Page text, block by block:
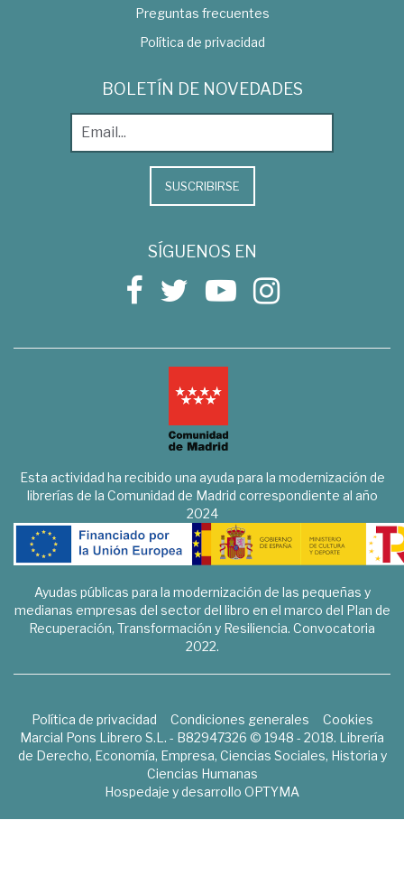
Preguntas frecuentes
Política de privacidad
BOLETÍN DE NOVEDADES
SUSCRIBIRSE
SÍGUENOS EN
Esta actividad ha recibido una ayuda para la modernización de
librerías de la Comunidad de Madrid correspondiente al año
2024
Ayudas públicas para la modernización de las pequeñas y
medianas empresas del sector del libro en el marco del Plan de
Recuperación, Transformación y Resiliencia. Convocatoria
2022.
Política de privacidad Condiciones generales
Cookies
Marcial Pons Librero S.L. - B82947326 © 1948 - 2018. Librería
de Derecho, Economía, Empresa, Ciencias Sociales, Historia y
Ciencias Humanas
Hospedaje y desarrollo OPTYMA